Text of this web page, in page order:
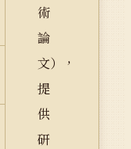
術
論
文），
提
供
研